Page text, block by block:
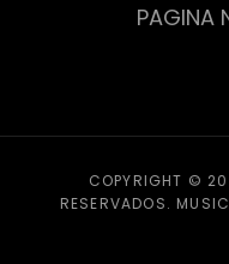
PAGINA
COPYRIGHT ©
RESERVADOS.